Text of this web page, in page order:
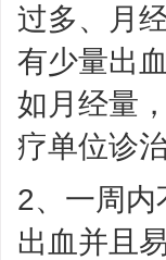
过多、月
有少量出
如月经量
疗单位诊
2、一周
出血并且